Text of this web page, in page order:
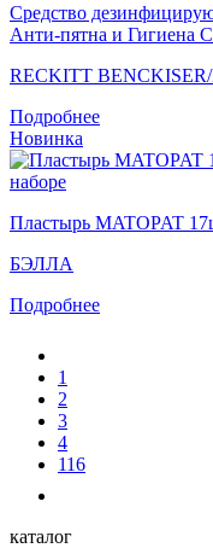
Средство
Анти-пятна и Гигиена
RECKITT
Подробнее
Новинка
Пластырь MATOPAT
БЭЛЛА
Подробнее
1
2
3
4
116
каталог